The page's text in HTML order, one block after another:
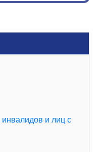
и лиц с